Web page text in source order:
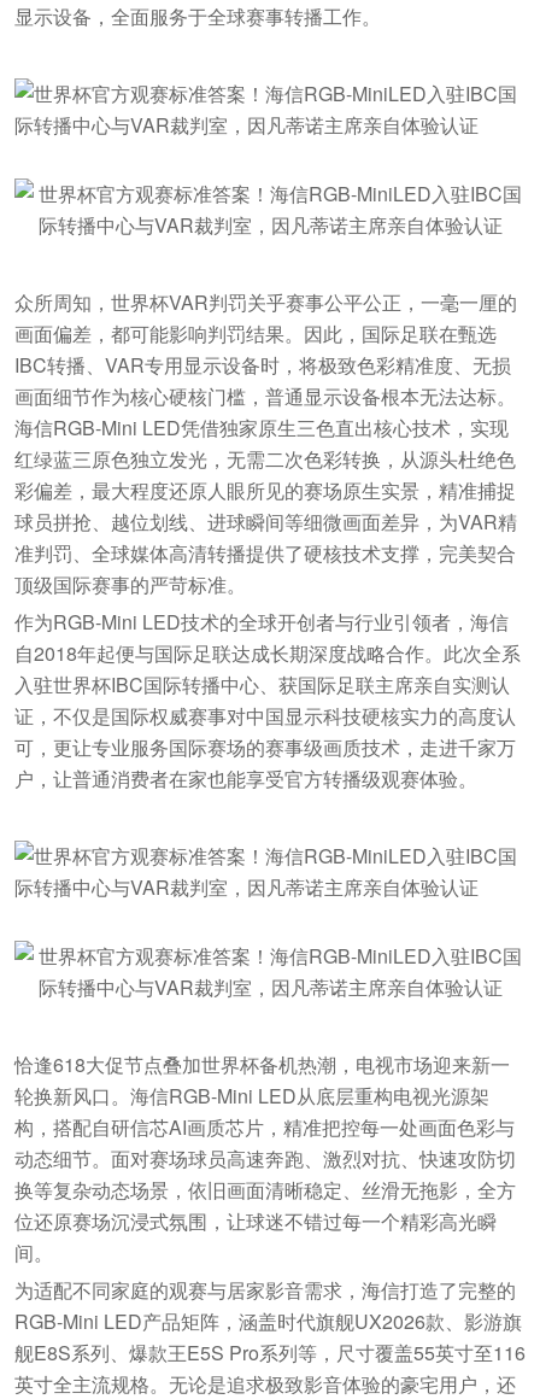
显示设备，全面服务于全球赛事转播工作。
众所周知，世界杯VAR判罚关乎赛事公平公正，一毫一厘的
画面偏差，都可能影响判罚结果。因此，国际足联在甄选
IBC转播、VAR专用显示设备时，将极致色彩精准度、无损
画面细节作为核心硬核门槛，普通显示设备根本无法达标。
海信RGB-Mini LED凭借独家原生三色直出核心技术，实现
红绿蓝三原色独立发光，无需二次色彩转换，从源头杜绝色
彩偏差，最大程度还原人眼所见的赛场原生实景，精准捕捉
球员拼抢、越位划线、进球瞬间等细微画面差异，为VAR精
准判罚、全球媒体高清转播提供了硬核技术支撑，完美契合
顶级国际赛事的严苛标准。
作为RGB-Mini LED技术的全球开创者与行业引领者，海信
自2018年起便与国际足联达成长期深度战略合作。此次全系
入驻世界杯IBC国际转播中心、获国际足联主席亲自实测认
证，不仅是国际权威赛事对中国显示科技硬核实力的高度认
可，更让专业服务国际赛场的赛事级画质技术，走进千家万
户，让普通消费者在家也能享受官方转播级观赛体验。
恰逢618大促节点叠加世界杯备机热潮，电视市场迎来新一
轮换新风口。海信RGB-Mini LED从底层重构电视光源架
构，搭配自研信芯AI画质芯片，精准把控每一处画面色彩与
动态细节。面对赛场球员高速奔跑、激烈对抗、快速攻防切
换等复杂动态场景，依旧画面清晰稳定、丝滑无拖影，全方
位还原赛场沉浸式氛围，让球迷不错过每一个精彩高光瞬
间。
为适配不同家庭的观赛与居家影音需求，海信打造了完整的
RGB-Mini LED产品矩阵，涵盖时代旗舰UX2026款、影游旗
舰E8S系列、爆款王E5S Pro系列等，尺寸覆盖55英寸至116
英寸全主流规格。无论是追求极致影音体验的豪宅用户，还